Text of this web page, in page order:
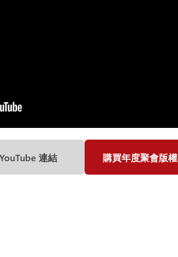
YouTube 連結 購買年度聚會版權